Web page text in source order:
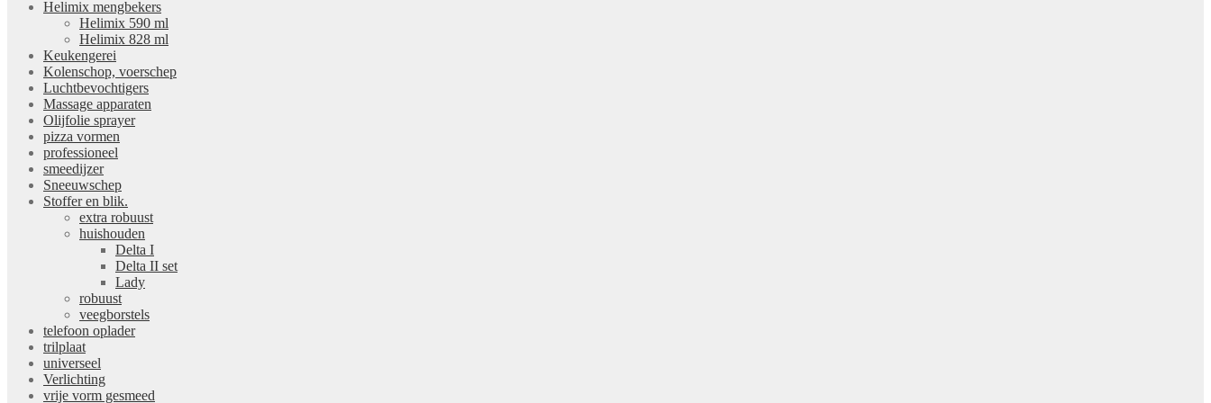
Helimix mengbekers
Helimix 590 ml
Helimix 828 ml
Keukengerei
Kolenschop, voerschep
Luchtbevochtigers
Massage apparaten
Olijfolie sprayer
pizza vormen
professioneel
smeedijzer
Sneeuwschep
Stoffer en blik.
extra robuust
huishouden
Delta I
Delta II set
Lady
robuust
veegborstels
telefoon oplader
trilplaat
universeel
Verlichting
vrije vorm gesmeed